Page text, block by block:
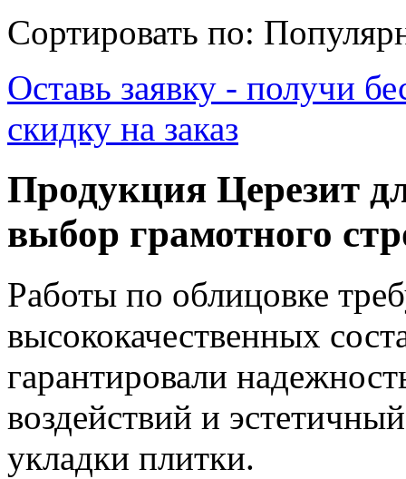
Сортировать по:
Оставь заявку - получи
скидку на заказ
Продукция Церезит
выбор грамотного
Работы по облицовке
высококачественных
гарантировали
воздействий и
укладки плитки.